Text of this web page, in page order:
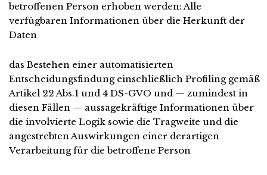
betroffenen Person erhoben werden: Alle
verfügbaren Informationen über die Herkunft der
Daten
das Bestehen einer automatisierten
Entscheidungsfindung einschließlich Profiling gemäß
Artikel 22 Abs.1 und 4 DS-GVO und — zumindest in
diesen Fällen — aussagekräftige Informationen über
die involvierte Logik sowie die Tragweite und die
angestrebten Auswirkungen einer derartigen
Verarbeitung für die betroffene Person